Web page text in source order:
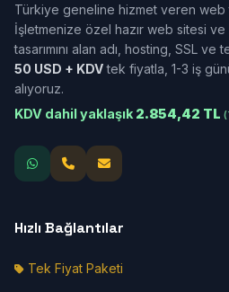
Türkiye geneline hizmet veren web
İşletmenize özel hazır web sitesi
tasarımını alan adı, hosting, SSL ve
50 USD + KDVtek fiyatla, 1-3 iş
alıyoruz.
KDV dahil yaklaşık 2.854,42 TL
Hızlı Bağlantılar
Tek Fiyat Paketi